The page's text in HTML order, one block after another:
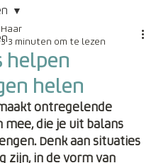
helpen
helen
3 minuten om te lezen
ontregelende
mee, die je uit balans
Denk aan situaties
zijn, in de vorm van